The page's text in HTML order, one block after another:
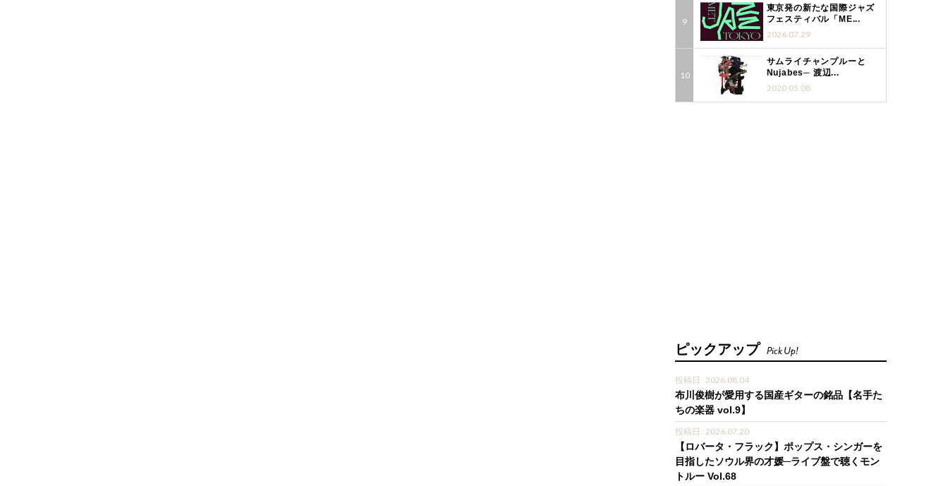
東京発の新たな国際ジャズ
フェスティバル「ME...
2026.07.29
サムライチャンプルーと
Nujabes─ 渡辺...
2020.05.08
ピックアップ Pick Up!
投稿日 : 2026.08.04
布川俊樹が愛用する国産ギターの銘品【名手た
ちの楽器 vol.9】
投稿日 : 2026.07.20
【ロバータ・フラック】ポップス・シンガーを
目指したソウル界の才媛─ライブ盤で聴くモン
トルー Vol.68